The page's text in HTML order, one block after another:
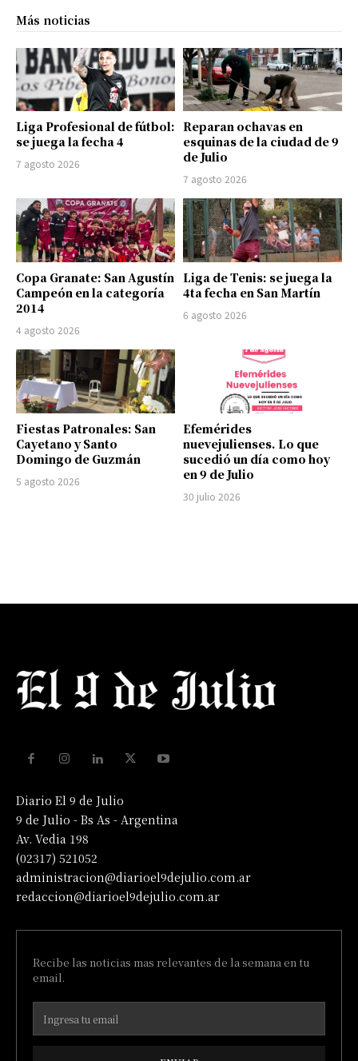
Más noticias
Liga Profesional de fútbol:
se juega la fecha 4
7 agosto 2026
Reparan ochavas en
esquinas de la ciudad de 9
de Julio
7 agosto 2026
Copa Granate: San Agustín
Campeón en la categoría
2014
4 agosto 2026
Liga de Tenis: se juega la
4ta fecha en San Martín
6 agosto 2026
Fiestas Patronales: San
Cayetano y Santo
Domingo de Guzmán
5 agosto 2026
Efemérides
nuevejulienses. Lo que
sucedió un día como hoy
en 9 de Julio
30 julio 2026
Diario El 9 de Julio
9 de Julio - Bs As - Argentina
Av. Vedia 198
(02317) 521052
administracion@diarioel9dejulio.com.ar
redaccion@diarioel9dejulio.com.ar
Recibe las noticias mas relevantes de la semana en tu
email.